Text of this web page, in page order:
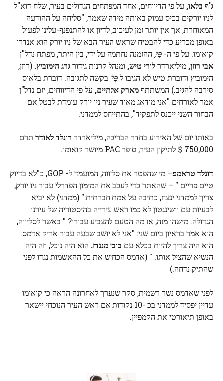
ג'ף בלאו, על פי הדיווחים, אחד המפתחים הגדולים בעיר, שלח דוא"ל
לניו יורקים בכיס עמוק באותה מידה שאמר, "סליחה על ההודעה
המאוחרת, אך אין יותר זמן לעיכוב, לדיון או להתנפנף-עלינו לפעול
באופן מכריע כדי להבטיח שראש העיר הבא של ניו יורק הוא אנדרו
קואומו. על פי ה- פִּי, ההזמנה נחתמה על ידי, בין היתר, מפתח נדל"ן
אבי רוזן, מיליארדרלורי טיש, ומנהל קרנות גידורגרג הימוביץ. (רוזן,
הימוביץ ודוברת טיש לא הגיבו לפִּי' בקשה לתגובה. דוברת בלאוס
סירבה להגיב.) המשתתףמארק אלתיים, על פי הדיווחים, יזם נדל"ן
אמר לאורחים "אני מודאג מאוד שעיר ניו יורק עומדת לבטל אם
הבחור השני ייכנס לתפקיד", בהתייחס לממדני.
באותו יום של האירוע בחדר הבריכה, מיליארדר רונלד לאודר תרם
750,000 $ לתיקון העיר, סופר PAC מיושר קואומו.
דונלד טראמפ
– מי שהפטר את סליווה, המועמד ל- GOP, כ"לא בדיוק
טיים פריים " – שהאתר כדי לעכב את המימון הפדרלי עבור ניו יורק,
צריך לממדני ינצח, כתיבה על אמת חברתית:" (ממדני) לא יביא
לבעיות עם וושינגטון לא כמו ראש עירייה בהיסטוריה של עירנו
הגדולה. מישהו מזה, אז מה הטעם להצביע עבורו? " באשר לסליווה,
הוא אמר בראיון ביום שני: "אני לא יושב שבעה עבור אריק אדמס.
הוא היה צריך להיות בכלא עם בובי מננדז. הוא היה נוכל, וזה היה
הנשיא שהציל אותו. " (אדמס הכחיש את כל ההאשמות נגדו לפני
שהתיק נדחה.)
לפני שאדמס נשר רשמית, סקר שנערך לאחרונה הראה כי קואומו
עדיין יפסיד לממדני בכ -10 נקודות אם ראש העיר הנוכחי יישאר
באופן תיאורטי את הקמפיין.